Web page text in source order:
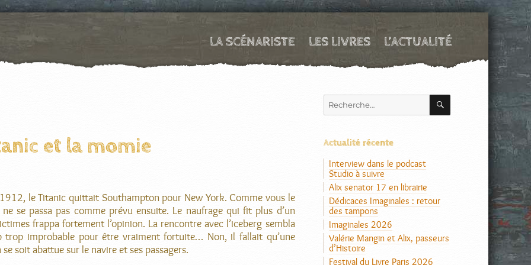
LA SCÉNARISTE LES LIVRES L’ACTUALITÉ
et la momie
le Titanic quittait Southampton pour New York. Comme vous le
se passa pas comme prévu ensuite. Le naufrage qui fit plus d’un
frappa fortement l’opinion. La rencontre avec l’iceberg sembla
trop improbable pour être vraiment fortuite… Non, il fallait qu’une
soit abattue sur le navire et ses passagers.
Recherche
pour :
RECHERCHE
Actualité récente
Interview dans le podcast
Studio à suivre
Alix senator 17 en librairie
Dédicaces Imaginales : retour
des tampons
Imaginales 2026
Valérie Mangin et Alix, passeurs
d’Histoire
Festival du Livre Paris 2026